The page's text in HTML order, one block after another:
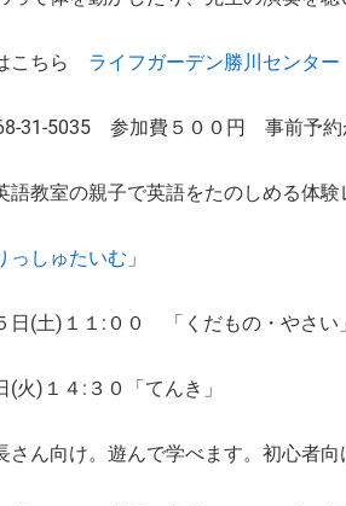
こちら ライフガーデン勝川センター
31-5035 参加費５００円 事前予約
教室の親子で英語をたのしめる体験
っしゅたいむ 」
(土)１１:００ 「くだもの・やさい」
(火)１４:３０「てんき」
さん向け。遊んで学べます。初心者向